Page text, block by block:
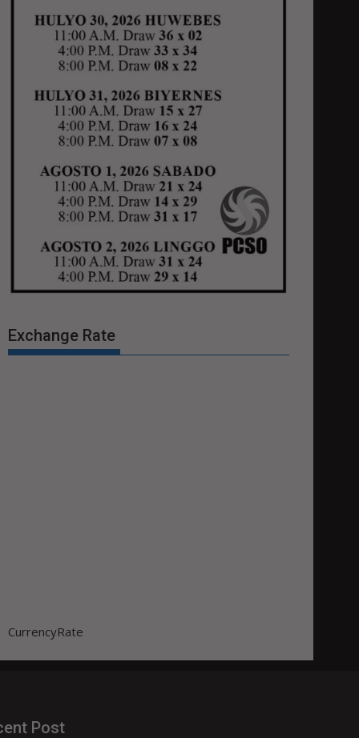
Exchange Rate
CurrencyRate
Post